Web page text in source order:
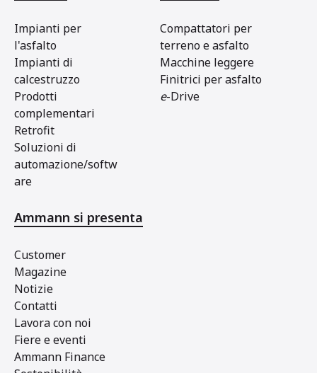
Impianti per
l'asfalto
Impianti di
calcestruzzo
Prodotti
complementari
Retrofit
Soluzioni di
automazione/softw
are
Compattatori per
terreno e asfalto
Macchine leggere
Finitrici per asfalto
e-Drive
Ammann si presenta
Customer
Magazine
Notizie
Contatti
Lavora con noi
Fiere e eventi
Ammann Finance